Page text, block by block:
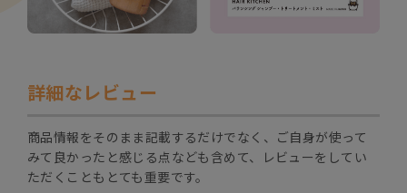
詳細なレビュー
商品情報をそのまま記載するだけでなく、ご自身が使って
みて良かったと感じる点なども含めて、レビューをしてい
ただくこともとても重要です。